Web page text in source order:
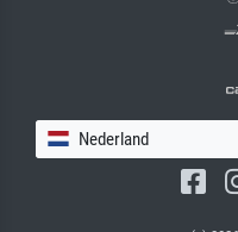
Nederland